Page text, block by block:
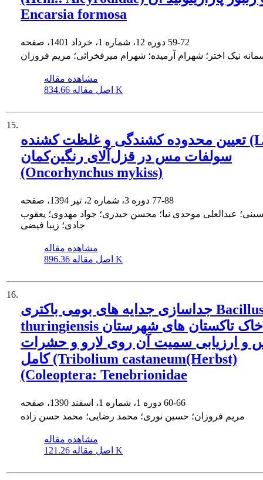
Encarsia formosa
59-72
نیک اختر؛ شهرام آرمیده؛ شهرام میرفخرائی؛ مریم فروزان
مشاهده مقاله
اصل مقاله 834.66 K
15.
تعیین محدوده کشندگی و غلظت کشنده (LC50)
سولفات مس در قزل‌آلای رنگین‌کمان
(Oncorhynchus mykiss)
77-88
عبدالعلی موحدی نیا؛ محسن حیدری؛ جواد مهدوی؛ یعقوب
جادی؛ زیبا فیضی
مشاهده مقاله
اصل مقاله 896.36 K
16.
جداسازی جدایه های بومی باکتری Bacillus
thuringiensis از خاک تاکستان های شهرستان
و ارزیابی سمیت آن روی لارو و حشرات
کامل (Tribolium castaneum(Herbst)
(Coleoptera: Tenebrionidae
60-66
مریم فروزان؛ حسین نوری؛ محمد رضایی؛ محمد حسن زاده
مشاهده مقاله
اصل مقاله 121.26 K